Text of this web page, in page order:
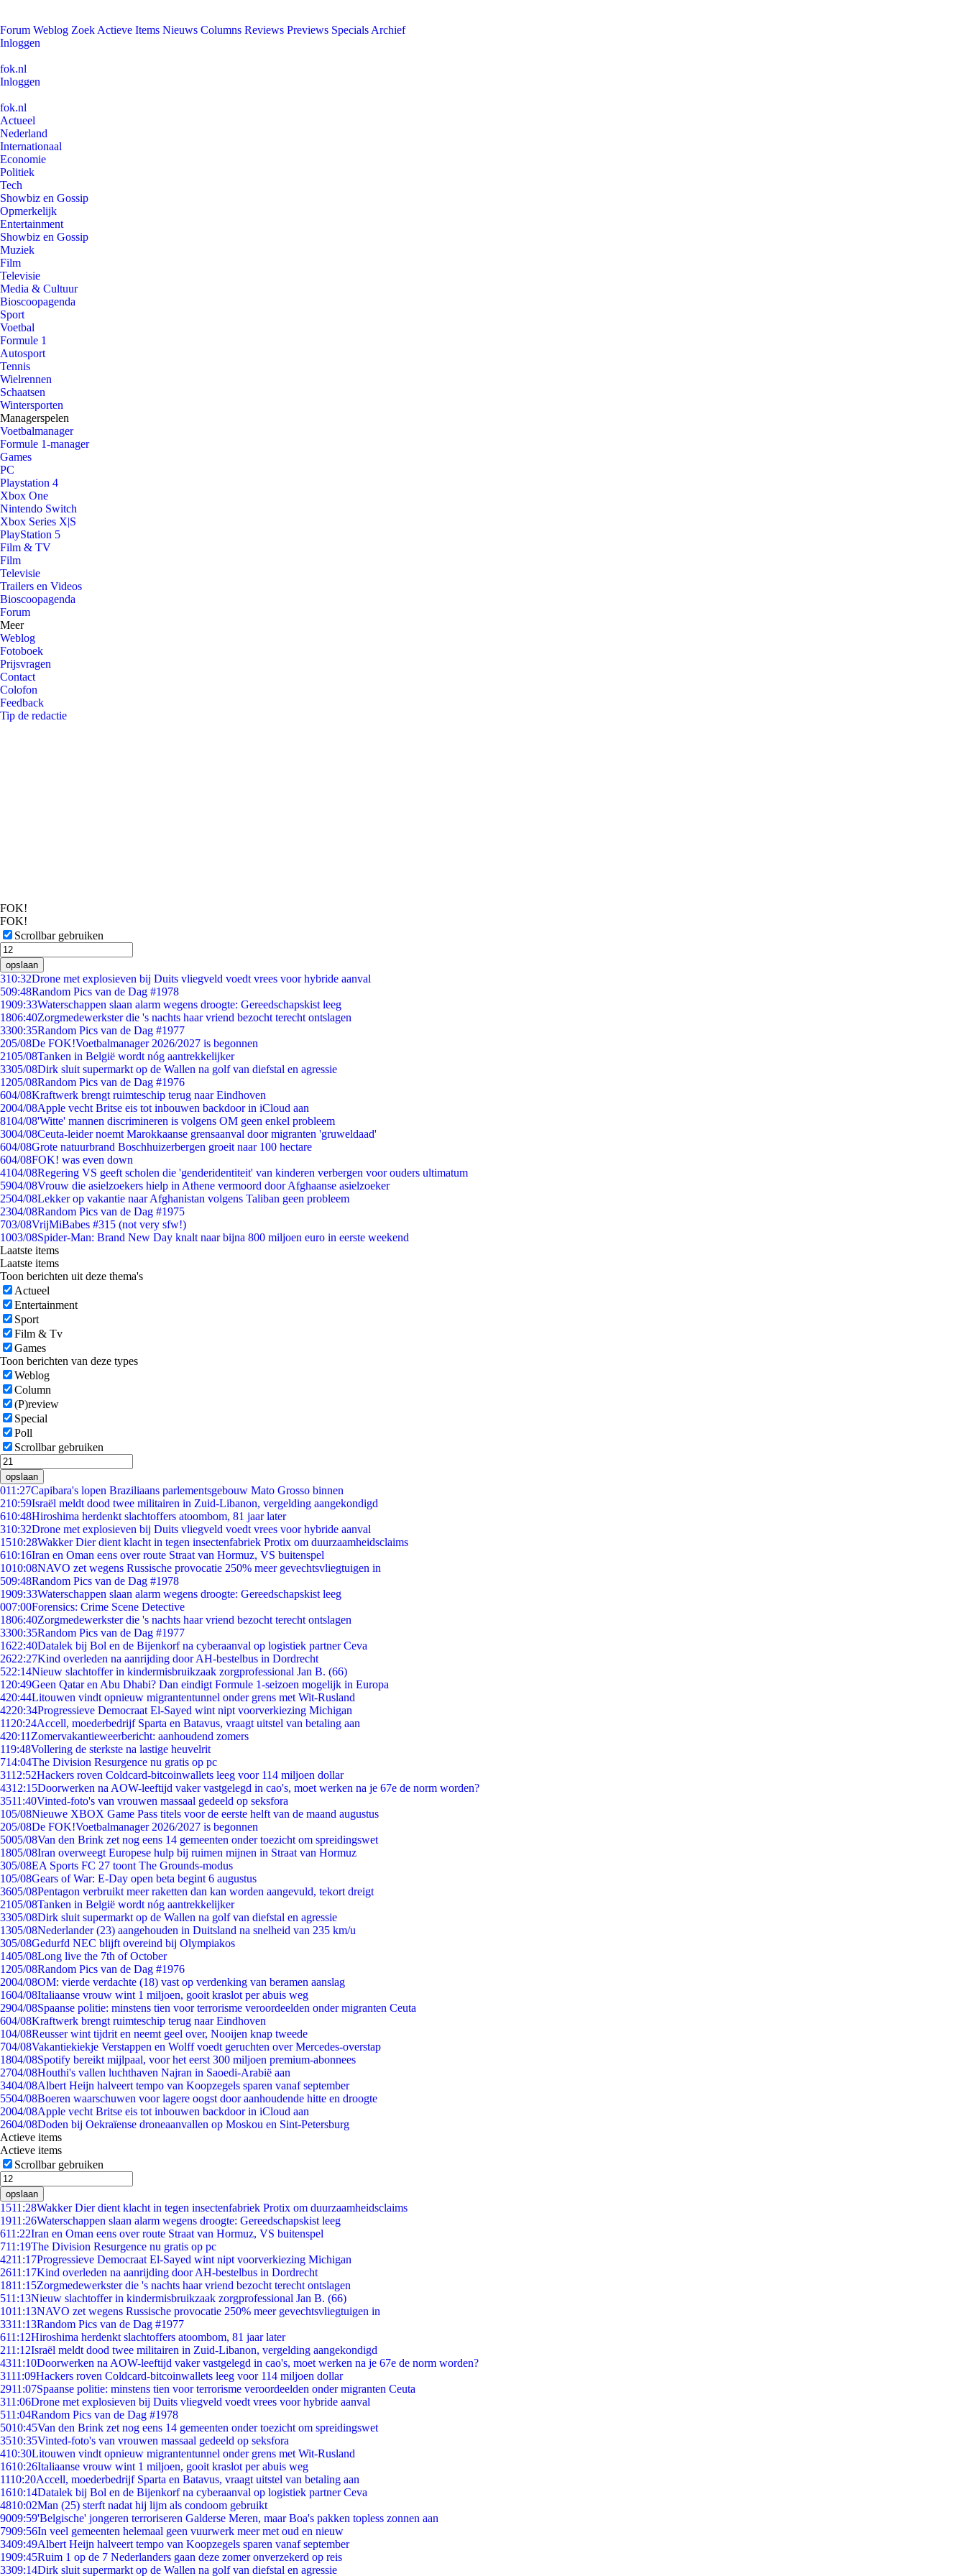
Forum Weblog Zoek Actieve Items Nieuws Columns Reviews Previews Specials Archief
Inloggen
fok.nl
Inloggen
fok.nl
Actueel
Nederland
Internationaal
Economie
Politiek
Tech
Showbiz en Gossip
Opmerkelijk
Entertainment
Showbiz en Gossip
Muziek
Film
Televisie
Media & Cultuur
Bioscoopagenda
Sport
Voetbal
Formule 1
Autosport
Tennis
Wielrennen
Schaatsen
Wintersporten
Managerspelen
Voetbalmanager
Formule 1-manager
Games
PC
Playstation 4
Xbox One
Nintendo Switch
Xbox Series X|S
PlayStation 5
Film & TV
Film
Televisie
Trailers en Videos
Bioscoopagenda
Forum
Meer
Weblog
Fotoboek
Prijsvragen
Contact
Colofon
Feedback
Tip de redactie
FOK!
FOK!
Scrollbar gebruiken
opslaan
310:32Drone met explosieven bij Duits vliegveld voedt vrees voor hybride aanval
509:48Random Pics van de Dag #1978
1909:33Waterschappen slaan alarm wegens droogte: Gereedschapskist leeg
1806:40Zorgmedewerkster die 's nachts haar vriend bezocht terecht ontslagen
3300:35Random Pics van de Dag #1977
205/08De FOK!Voetbalmanager 2026/2027 is begonnen
2105/08Tanken in België wordt nóg aantrekkelijker
3305/08Dirk sluit supermarkt op de Wallen na golf van diefstal en agressie
1205/08Random Pics van de Dag #1976
604/08Kraftwerk brengt ruimteschip terug naar Eindhoven
2004/08Apple vecht Britse eis tot inbouwen backdoor in iCloud aan
8104/08'Witte' mannen discrimineren is volgens OM geen enkel probleem
3004/08Ceuta-leider noemt Marokkaanse grensaanval door migranten 'gruweldaad'
604/08Grote natuurbrand Boschhuizerbergen groeit naar 100 hectare
604/08FOK! was even down
4104/08Regering VS geeft scholen die 'genderidentiteit' van kinderen verbergen voor ouders ultimatum
5904/08Vrouw die asielzoekers hielp in Athene vermoord door Afghaanse asielzoeker
2504/08Lekker op vakantie naar Afghanistan volgens Taliban geen probleem
2304/08Random Pics van de Dag #1975
703/08VrijMiBabes #315 (not very sfw!)
1003/08Spider-Man: Brand New Day knalt naar bijna 800 miljoen euro in eerste weekend
Laatste items
Laatste items
Toon berichten uit deze thema's
Actueel
Entertainment
Sport
Film & Tv
Games
Toon berichten van deze types
Weblog
Column
(P)review
Special
Poll
Scrollbar gebruiken
opslaan
011:27Capibara's lopen Braziliaans parlementsgebouw Mato Grosso binnen
210:59Israël meldt dood twee militairen in Zuid-Libanon, vergelding aangekondigd
610:48Hiroshima herdenkt slachtoffers atoombom, 81 jaar later
310:32Drone met explosieven bij Duits vliegveld voedt vrees voor hybride aanval
1510:28Wakker Dier dient klacht in tegen insectenfabriek Protix om duurzaamheidsclaims
610:16Iran en Oman eens over route Straat van Hormuz, VS buitenspel
1010:08NAVO zet wegens Russische provocatie 250% meer gevechtsvliegtuigen in
509:48Random Pics van de Dag #1978
1909:33Waterschappen slaan alarm wegens droogte: Gereedschapskist leeg
007:00Forensics: Crime Scene Detective
1806:40Zorgmedewerkster die 's nachts haar vriend bezocht terecht ontslagen
3300:35Random Pics van de Dag #1977
1622:40Datalek bij Bol en de Bijenkorf na cyberaanval op logistiek partner Ceva
2622:27Kind overleden na aanrijding door AH-bestelbus in Dordrecht
522:14Nieuw slachtoffer in kindermisbruikzaak zorgprofessional Jan B. (66)
1 20:49Geen Qatar en Abu Dhabi? Dan eindigt Formule 1-seizoen mogelijk in Europa
420:44Litouwen vindt opnieuw migrantentunnel onder grens met Wit-Rusland
4220:34Progressieve Democraat El-Sayed wint nipt voorverkiezing Michigan
11 20:24Accell, moederbedrijf Sparta en Batavus, vraagt uitstel van betaling aan
420:11 Zomervakantieweerbericht: aanhoudend zomers
119:48Vollering de sterkste na lastige heuvelrit
714:04The Division Resurgence nu gratis op pc
3112:52Hackers roven Coldcard-bitcoinwallets leeg voor 114 miljoen dollar
4312:15Doorwerken na AOW-leeftijd vaker vastgelegd in cao's, moet werken na je 67e de norm worden?
3511:40Vinted-foto's van vrouwen massaal gedeeld op seksfora
105/08Nieuwe XBOX Game Pass titels voor de eerste helft van de maand augustus
205/08De FOK!Voetbalmanager 2026/2027 is begonnen
5005/08Van den Brink zet nog eens 14 gemeenten onder toezicht om spreidingswet
1805/08Iran overweegt Europese hulp bij ruimen mijnen in Straat van Hormuz
305/08EA Sports FC 27 toont The Grounds-modus
105/08Gears of War: E-Day open beta begint 6 augustus
3605/08Pentagon verbruikt meer raketten dan kan worden aangevuld, tekort dreigt
2105/08Tanken in België wordt nóg aantrekkelijker
3305/08Dirk sluit supermarkt op de Wallen na golf van diefstal en agressie
1305/08Nederlander (23) aangehouden in Duitsland na snelheid van 235 km/u
305/08Gedurfd NEC blijft overeind bij Olympiakos
1405/08Long live the 7th of October
1205/08Random Pics van de Dag #1976
2004/08OM: vierde verdachte (18) vast op verdenking van beramen aanslag
1604/08Italiaanse vrouw wint 1 miljoen, gooit kraslot per abuis weg
2904/08Spaanse politie: minstens tien voor terrorisme veroordeelden onder migranten Ceuta
604/08Kraftwerk brengt ruimteschip terug naar Eindhoven
104/08Reusser wint tijdrit en neemt geel over, Nooijen knap tweede
704/08Vakantiekiekje Verstappen en Wolff voedt geruchten over Mercedes-overstap
1804/08Spotify bereikt mijlpaal, voor het eerst 300 miljoen premium-abonnees
2704/08Houthi's vallen luchthaven Najran in Saoedi-Arabië aan
3404/08Albert Heijn halveert tempo van Koopzegels sparen vanaf september
5504/08Boeren waarschuwen voor lagere oogst door aanhoudende hitte en droogte
2004/08Apple vecht Britse eis tot inbouwen backdoor in iCloud aan
2604/08Doden bij Oekraïense droneaanvallen op Moskou en Sint-Petersburg
Actieve items
Actieve items
Scrollbar gebruiken
opslaan
1511:28Wakker Dier dient klacht in tegen insectenfabriek Protix om duurzaamheidsclaims
1911:26Waterschappen slaan alarm wegens droogte: Gereedschapskist leeg
611:22Iran en Oman eens over route Straat van Hormuz, VS buitenspel
711:19The Division Resurgence nu gratis op pc
4211:17Progressieve Democraat El-Sayed wint nipt voorverkiezing Michigan
2611:17Kind overleden na aanrijding door AH-bestelbus in Dordrecht
1811:15Zorgmedewerkster die 's nachts haar vriend bezocht terecht ontslagen
511:13Nieuw slachtoffer in kindermisbruikzaak zorgprofessional Jan B. (66)
1011:13NAVO zet wegens Russische provocatie 250% meer gevechtsvliegtuigen in
3311:13Random Pics van de Dag #1977
611:12Hiroshima herdenkt slachtoffers atoombom, 81 jaar later
211:12Israël meldt dood twee militairen in Zuid-Libanon, vergelding aangekondigd
4311:10Doorwerken na AOW-leeftijd vaker vastgelegd in cao's, moet werken na je 67e de norm worden?
3111:09Hackers roven Coldcard-bitcoinwallets leeg voor 114 miljoen dollar
2911:07Spaanse politie: minstens tien voor terrorisme veroordeelden onder migranten Ceuta
311:06Drone met explosieven bij Duits vliegveld voedt vrees voor hybride aanval
511:04Random Pics van de Dag #1978
5010:45Van den Brink zet nog eens 14 gemeenten onder toezicht om spreidingswet
3510:35Vinted-foto's van vrouwen massaal gedeeld op seksfora
410:30Litouwen vindt opnieuw migrantentunnel onder grens met Wit-Rusland
1610:26Italiaanse vrouw wint 1 miljoen, gooit kraslot per abuis weg
1110:20Accell, moederbedrijf Sparta en Batavus, vraagt uitstel van betaling aan
1610:14Datalek bij Bol en de Bijenkorf na cyberaanval op logistiek partner Ceva
4810:02Man (25) sterft nadat hij lijm als condoom gebruikt
9009:59'Belgische' jongeren terroriseren Galderse Meren, maar Boa's pakken topless zonnen aan
7909:56In veel gemeenten helemaal geen vuurwerk meer met oud en nieuw
3409:49Albert Heijn halveert tempo van Koopzegels sparen vanaf september
1909:45Ruim 1 op de 7 Nederlanders gaan deze zomer onverzekerd op reis
3309:14Dirk sluit supermarkt op de Wallen na golf van diefstal en agressie